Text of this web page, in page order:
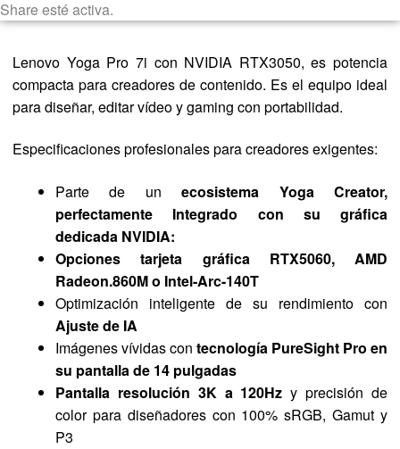
Lenovo Yoga Pro 7i con NVIDIA RTX3050, es potencia
compacta para creadores de contenido. Es el equipo ideal
para diseñar, editar vídeo y gaming con portabilidad.
Especificaciones profesionales para creadores exigentes:
Parte de unecosistema Yoga Creator,
perfectamente Integrado con su gráfica
dedicada NVIDIA:
Opciones tarjeta gráfica RTX5060, AMD
Radeon.860M o Intel-Arc-140T
Optimización inteligente de su rendimiento con
Ajuste de IA
Imágenes vívidas con tecnología PureSight Pro en
su pantalla de 14 pulgadas
Pantalla resolución 3K a 120Hz y precisión de
color para diseñadores con 100% sRGB, Gamut y
P3